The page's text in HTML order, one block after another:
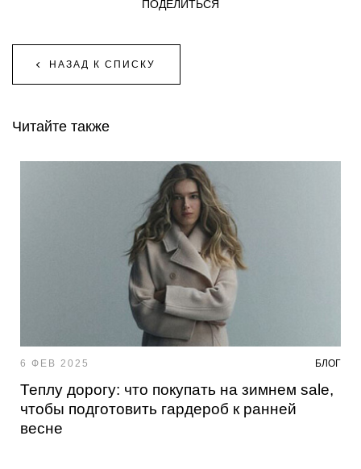
НАЗАД К СПИСКУ
ПОДЕЛИТЬСЯ
Читайте также
6 ФЕВ 2025 БЛОГ
Теплу дорогу: что покупать на зимнем sale,
чтобы подготовить гардероб к ранней
весне